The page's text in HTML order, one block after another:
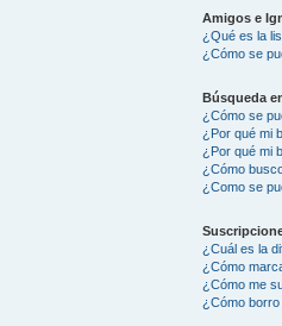
Amigos e
¿Qué es la
¿Cómo se
Búsqueda
¿Cómo se
¿Por qué mi
¿Por qué mi
¿Cómo
¿Como se
¿Cuál es la
¿Cómo
¿Cómo me
¿Cómo